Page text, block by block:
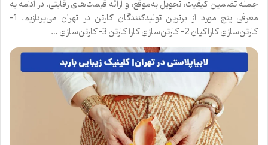
جمله تضمین کیفیت، تحویل به‌موقع، و ارائه قیمت‌های رقابتی. در ادامه به
معرفی پنج مورد از برترین تولیدکنندگان کارتن در تهران می‌پردازیم. 1-
کارتن‌سازی کاراکیان 2- کارتن‌سازی کارا کارتن 3- کارتن‌سازی …